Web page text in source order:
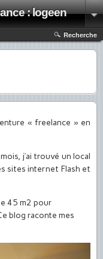
: logeen
Recherche
« freelance » en
j’ai trouvé un local
sites internet Flash et
45 m2 pour
blog raconte mes